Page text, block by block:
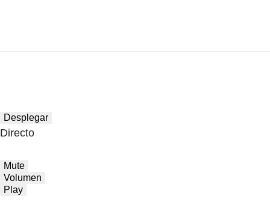
Desplegar
Directo
Mute
Volumen
Play